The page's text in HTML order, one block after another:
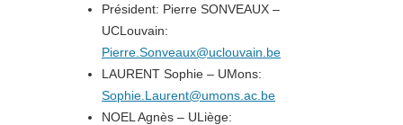
Président: Pierre SONVEAUX –
UCLouvain:
Pierre.Sonveaux@uclouvain.be
LAURENT Sophie – UMons:
Sophie.Laurent@umons.ac.be
NOEL Agnès – ULiège: